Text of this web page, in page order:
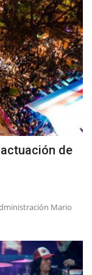
de
Mario